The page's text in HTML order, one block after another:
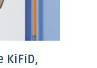
KiFiD,